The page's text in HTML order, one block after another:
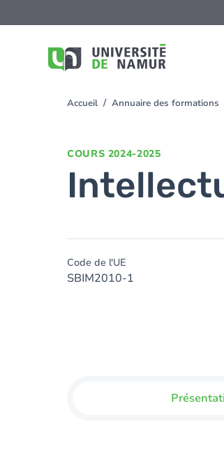
au
You
Accueil Annuaire des formations
COURS 2024-2025
Code de l'UE
SBIM2010-1